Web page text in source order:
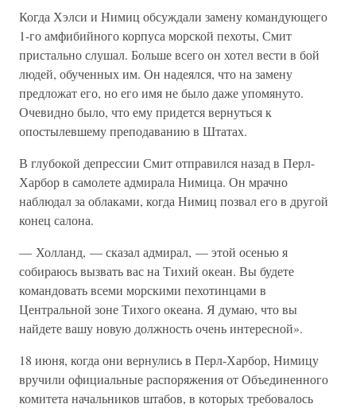
Когда Хэлси и Нимиц обсуждали замену командующего
1-го амфибийного корпуса морской пехоты, Смит
пристально слушал. Больше всего он хотел вести в бой
людей, обученных им. Он надеялся, что на замену
предложат его, но его имя не было даже упомянуто.
Очевидно было, что ему придется вернуться к
опостылевшему преподаванию в Штатах.
В глубокой депрессии Смит отправился назад в Перл-
Харбор в самолете адмирала Нимица. Он мрачно
наблюдал за облаками, когда Нимиц позвал его в другой
конец салона.
— Холланд, — сказал адмирал, — этой осенью я
собираюсь вызвать вас на Тихий океан. Вы будете
командовать всеми морскими пехотинцами в
Центральной зоне Тихого океана. Я думаю, что вы
найдете вашу новую должность очень интересной».
18 июня, когда они вернулись в Перл-Харбор, Нимицу
вручили официальные распоряжения от Объединенного
комитета начальников штабов, в которых требовалось